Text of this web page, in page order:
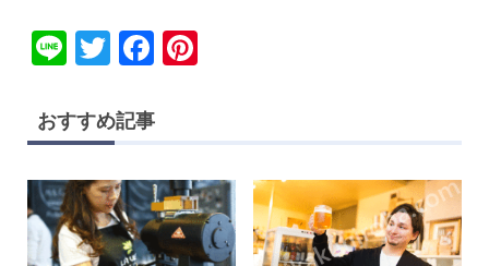
Li
e
T
tt
er
F
c
b
o
o
st
おすすめ記事